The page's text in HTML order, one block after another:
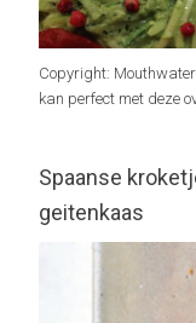
Copyright:
kan perfect met deze
Spaanse
geitenkaas